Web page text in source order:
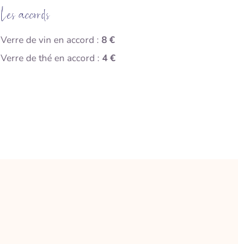
Les accords
Verre de vin en accord : 8 €
Verre de thé en accord : 4 €